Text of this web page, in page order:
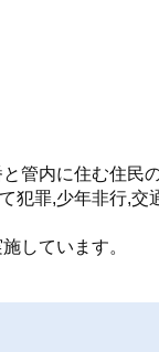
管内に住む住民
犯罪,少年非行,
しています。